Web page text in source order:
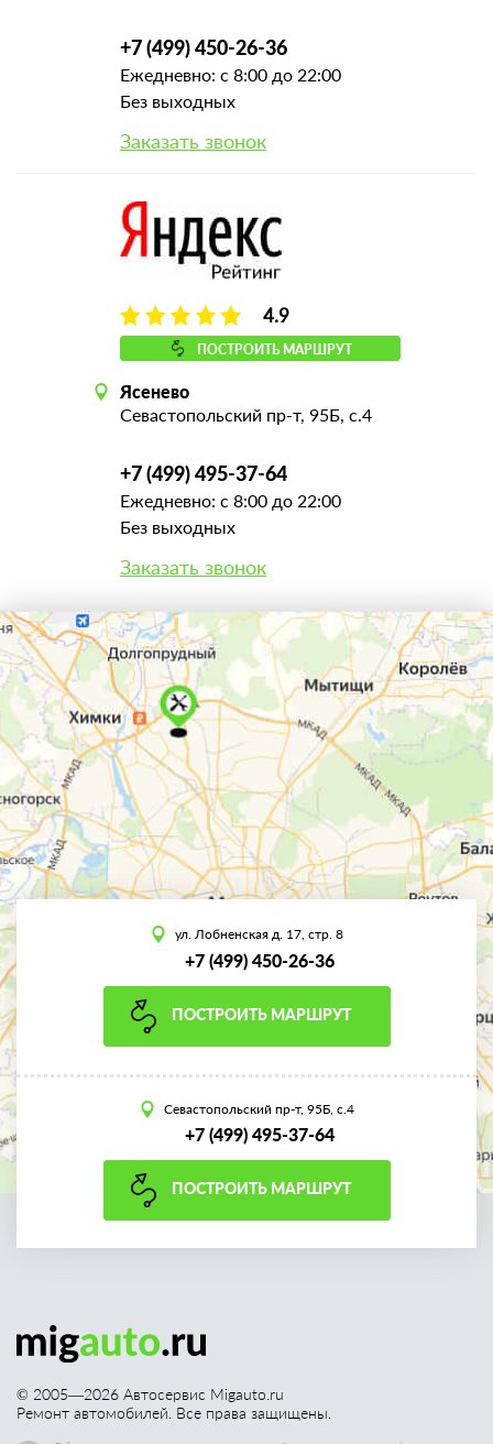
+7 (499) 450-26-36
Ежедневно: с 8:00 до 22:00
Без выходных
Заказать звонок
4.9
ПОСТРОИТЬ МАРШРУТ
Ясенево
Севастопольский пр-т, 95Б, с.4
+7 (499) 495-37-64
Ежедневно: с 8:00 до 22:00
Без выходных
Заказать звонок
ул. Лобненская д. 17, стр. 8
+7 (499) 450-26-36
ПОСТРОИТЬ МАРШРУТ
Севастопольский пр-т, 95Б, с.4
+7 (499) 495-37-64
ПОСТРОИТЬ МАРШРУТ
© 2005—2026 Автосервис Migauto.ru
Ремонт автомобилей. Все права защищены.